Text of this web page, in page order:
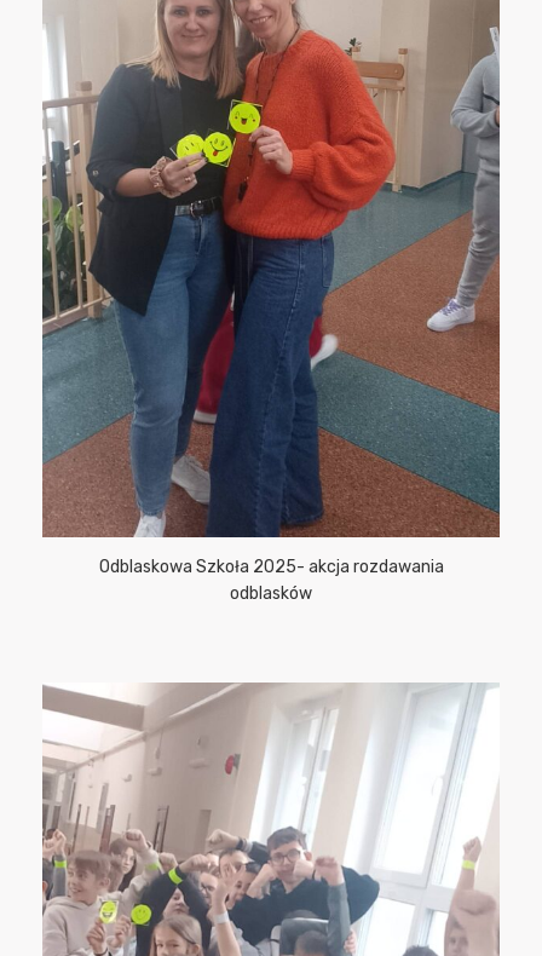
Odblaskowa Szkoła 2025- akcja rozdawania
odblasków